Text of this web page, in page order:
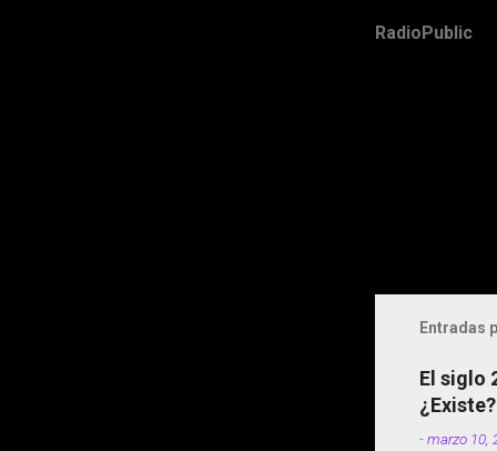
RadioPublic
Entradas
El siglo
¿Existe?
-marzo 10,